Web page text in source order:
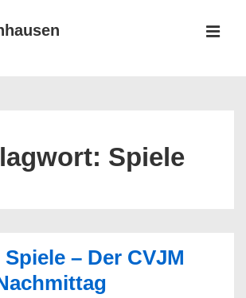
Spiele
– Der CVJM